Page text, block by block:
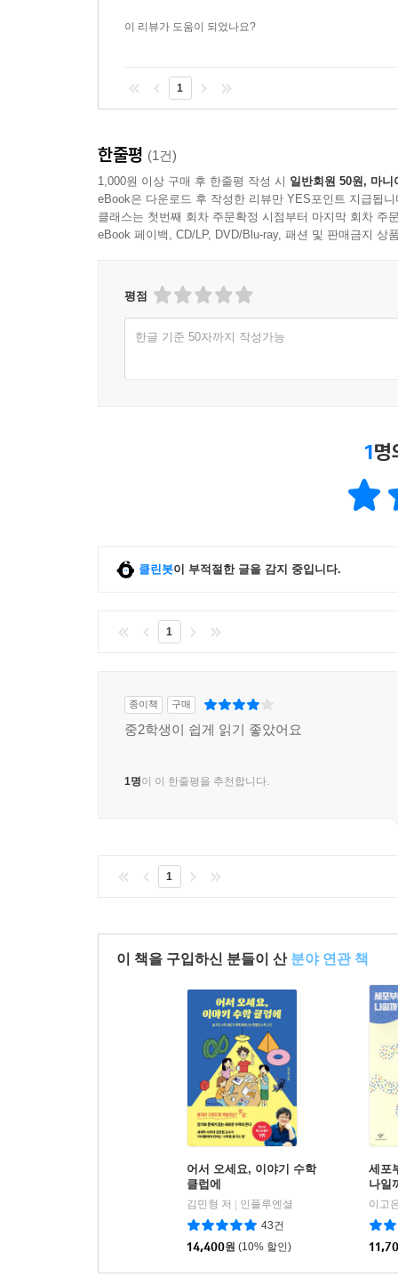
결정을 내려야 할지 해답을 제시해 줄 수 있다.
컴퓨터와 인공 지능은 어떻게 발전했을까?
슈퍼컴퓨터와 개인용 컴퓨터로 발전하면서 사
발전하고 있다. 경우의 수가 너무 많아서 결코 컴
이제 인공 지능은 현실이 되었다. 인공 지능의 수
이 리뷰가 도움이 되었나요?
1
한줄평 (1건)
1,000원 이상 구매 후 한줄평 작성 시 일반회원 50원, 마니
eBook은 다운로드 후 작성한 리뷰만 YES포인트 지급됩니
클래스는 첫번째 회차 주문확정 시점부터 마지막 회차 주
eBook 페이백, CD/LP, DVD/Blu-ray, 패션 및 판매금지 상
평점
한글 기준 50자까지 작성가능
1명
클린봇이 부적절한 글을 감지 중입니다.
1
종이책 구매
중2학생이 쉽게 읽기 좋았어요
1명이 이 한줄평을 추천합니다.
1
이 책을 구입하신 분들이 산 분야 연관 책
어서 오세요, 이야기 수학
클럽에
김민형 저
인플루엔셜
43건
14,400원 (10% 할인)
세포
나일
이고